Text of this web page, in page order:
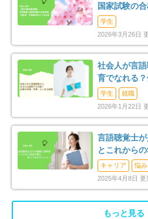
管理職募集 1
国家試験の
準、合格率な
学生
2026年3月26日
社会人が言
育でなれる
学生
就職
2026年1月22日
言語聴覚士
とこれから
キャリア
悩み
2025年4月8日 更
もっと見る